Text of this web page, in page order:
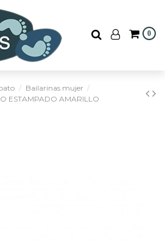
0
Bailarinas mujer
ESTAMPADO AMARILLO